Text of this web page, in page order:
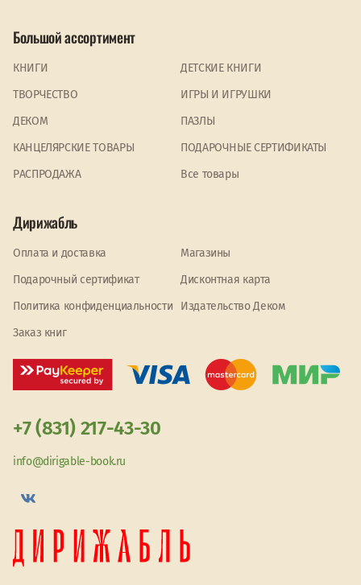
Большой ассортимент
КНИГИ
ДЕТСКИЕ КНИГИ
ТВОРЧЕСТВО
ИГРЫ И ИГРУШКИ
ДЕКОМ
ПАЗЛЫ
КАНЦЕЛЯРСКИЕ ТОВАРЫ
ПОДАРОЧНЫЕ СЕРТИФИКАТЫ
PАСПРОДАЖА
Все товары
Дирижабль
Оплата и доставка
Магазины
Подарочный сертификат
Дисконтная карта
Политика конфиденциальности
Издательство Деком
Заказ книг
+7 (831) 217-43-30
info@dirigable-book.ru